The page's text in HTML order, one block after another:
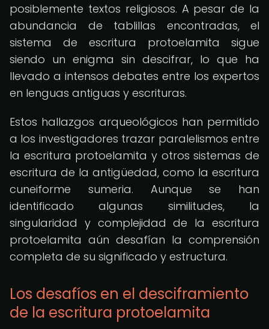
posiblemente textos religiosos. A pesar de la
abundancia de tablillas encontradas, el
sistema de escritura protoelamita sigue
siendo un enigma sin descifrar, lo que ha
llevado a intensos debates entre los expertos
en lenguas antiguas y escrituras.
Estos hallazgos arqueológicos han permitido
a los investigadores trazar paralelismos entre
la escritura protoelamita y otros sistemas de
escritura de la antigüedad, como la escritura
cuneiforme sumeria. Aunque se han
identificado algunas similitudes, la
singularidad y complejidad de la escritura
protoelamita aún desafían la comprensión
completa de su significado y estructura.
Los desafíos en el desciframiento
de la escritura protoelamita